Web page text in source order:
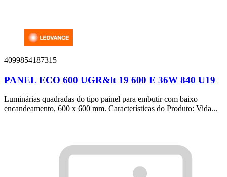
4099854187315
PANEL ECO 600 UGR&lt 19 600 E 36W 840 U19
Luminárias quadradas do tipo painel para embutir com baixo
encandeamento, 600 x 600 mm. Características do Produto: Vida...